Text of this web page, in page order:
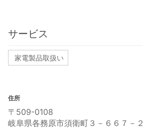
サービス
家電製品取扱い
住所
〒509-0108
岐阜県各務原市須衛町３－６６７－２